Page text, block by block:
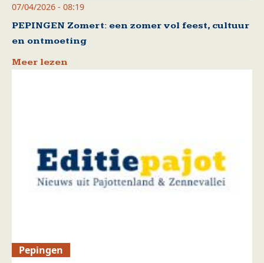
07/04/2026 - 08:19
PEPINGEN Zomert: een zomer vol feest, cultuur
en ontmoeting
Meer lezen
Pepingen